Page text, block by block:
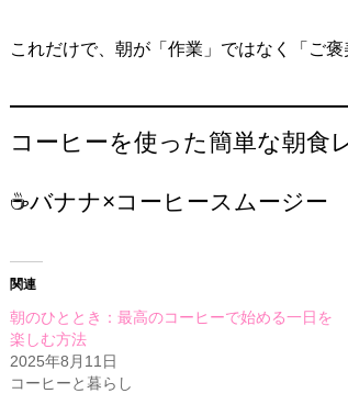
これだけで、朝が「作業」ではなく「ご褒
コーヒーを使った簡単な朝食
☕バナナ×コーヒースムージー
関連
朝のひととき：最高のコーヒーで始める一日を
楽しむ方法
2025年8月11日
コーヒーと暮らし